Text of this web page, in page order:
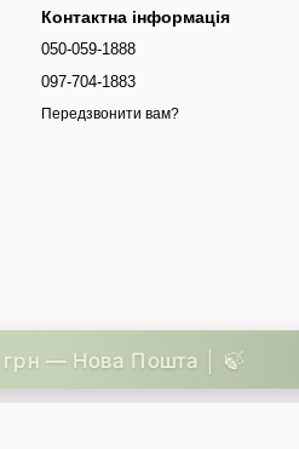
Контактна інформація
050-059-1888
097-704-1883
Передзвонити вам?